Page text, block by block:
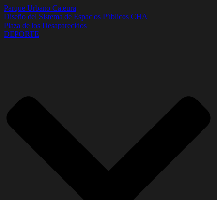
Parque Urbano Cateura
Diseño del Sistema de Espacios Públicos CHA
Plaza de los Desaparecidos
DEPORTE